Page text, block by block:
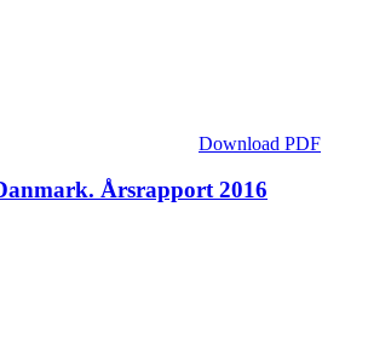
Download PDF
Årsrapport 2016